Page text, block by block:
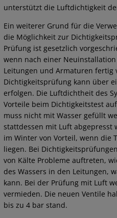
unterstützt die Luftdichtigkeit
Ein weiterer Grund für die
die Möglichkeit zur
Prüfung ist gesetzlich
wenn nach einer
Leitungen und Armaturen fertig
Dichtigkeitsprüfung kann über
erfolgen. Die Luftdichtheit des
Vorteile beim Dichtigkeitstest
muss nicht mit Wasser gefüllt
stattdessen mit Luft abgepresst
im Winter von Vorteil, wenn die
liegen. Bei
von Kälte Probleme auftreten,
des Wassers in den Leitungen,
kann. Bei der Prüfung mit Luft
vermieden. Die neuen Ventile
bis zu 4 bar stand.